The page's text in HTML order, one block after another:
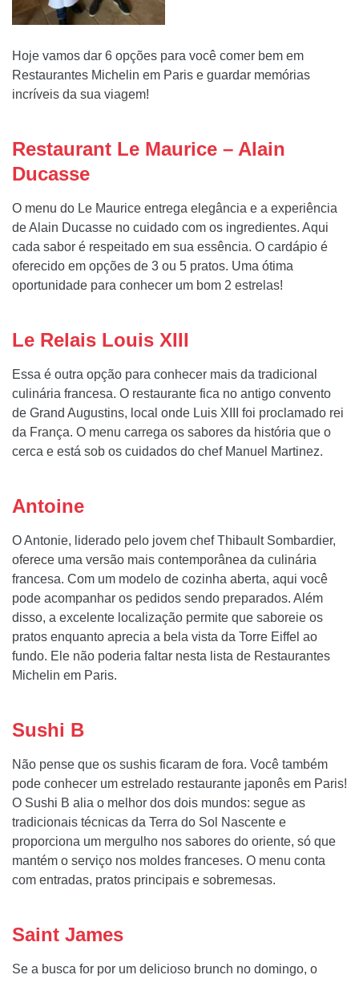
Hoje vamos dar 6 opções para você comer bem em
Restaurantes Michelin em Paris e guardar memórias
incríveis da sua viagem!
Restaurant Le Maurice – Alain
Ducasse
O menu do Le Maurice entrega elegância e a experiência
de Alain Ducasse no cuidado com os ingredientes. Aqui
cada sabor é respeitado em sua essência. O cardápio é
oferecido em opções de 3 ou 5 pratos. Uma ótima
oportunidade para conhecer um bom 2 estrelas!
Le Relais Louis XIII
Essa é outra opção para conhecer mais da tradicional
culinária francesa. O restaurante fica no antigo convento
de Grand Augustins, local onde Luis XIII foi proclamado rei
da França. O menu carrega os sabores da história que o
cerca e está sob os cuidados do chef Manuel Martinez.
Antoine
O Antonie, liderado pelo jovem chef Thibault Sombardier,
oferece uma versão mais contemporânea da culinária
francesa. Com um modelo de cozinha aberta, aqui você
pode acompanhar os pedidos sendo preparados. Além
disso, a excelente localização permite que saboreie os
pratos enquanto aprecia a bela vista da Torre Eiffel ao
fundo. Ele não poderia faltar nesta lista de Restaurantes
Michelin em Paris.
Sushi B
Não pense que os sushis ficaram de fora. Você também
pode conhecer um estrelado restaurante japonês em Paris!
O Sushi B alia o melhor dos dois mundos: segue as
tradicionais técnicas da Terra do Sol Nascente e
proporciona um mergulho nos sabores do oriente, só que
mantém o serviço nos moldes franceses. O menu conta
com entradas, pratos principais e sobremesas.
Saint James
Se a busca for por um delicioso brunch no domingo, o